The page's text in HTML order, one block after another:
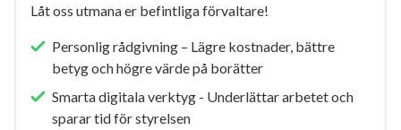
Låt oss utmana er befintliga förvaltare!
Personlig rådgivning – Lägre kostnader, bättre
betyg och högre värde på borätter
Smarta digitala verktyg - Underlättar arbetet och
sparar tid för styrelsen